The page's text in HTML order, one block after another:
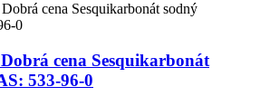
cena Sesquikarbonát
533-96-0